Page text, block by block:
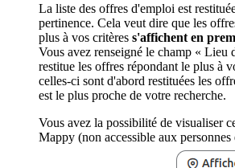
La liste des offres d'emploi est
pertinence. Cela veut dire que les
plus à vos critères s'affichent en
Vous avez renseigné le champ « Lieu
restitue les offres répondant le plus à
celles-ci sont d'abord restituées les
est le plus proche de votre recherche.
Vous avez la possibilité de visualiser
Mappy (non accessible aux personnes